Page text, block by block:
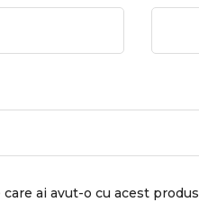
ai avut-o cu acest produs